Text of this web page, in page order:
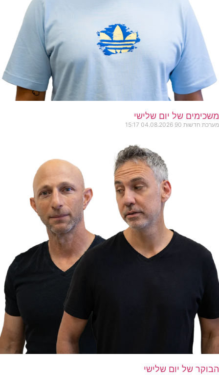
משכימים של יום שלישי
מערכת חדשות 90 04.08.2026
15:17
הבוקר של יום שלישי